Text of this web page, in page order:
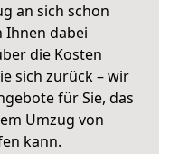
an sich schon
Ihnen dabei
die Kosten
sich zurück – wir
für Sie, das
Umzug von
kann.